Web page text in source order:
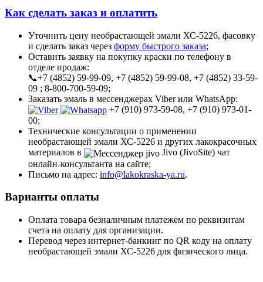
Как сделать заказ и оплатить
Уточнить цену необрастающей эмали ХС-5226, фасовку
и сделать заказ через форму быстрого заказа;
Оставить заявку на покупку краски по телефону в
отделе продаж:
📞+7 (4852) 59-99-09, +7 (4852) 59-99-08, +7 (4852) 33-59-
09 ; 8-800-700-59-09;
Заказать эмаль в мессенджерах Viber или WhatsApp:
+7 (910) 973-59-08, +7 (910) 973-01-
00;
Технические консультации о применении
необрастающей эмали ХС-5226 и других лакокрасочных
материалов в
Jivo (JivoSite) чат
онлайн-консультанта на сайте;
Письмо на адрес: info@lakokraska-ya.ru.
Варианты оплаты
Оплата товара безналичным платежем по реквизитам
счета на оплату для организации.
Перевод через интернет-банкинг по QR коду на оплату
необрастающей эмали ХС-5226 для физического лица.